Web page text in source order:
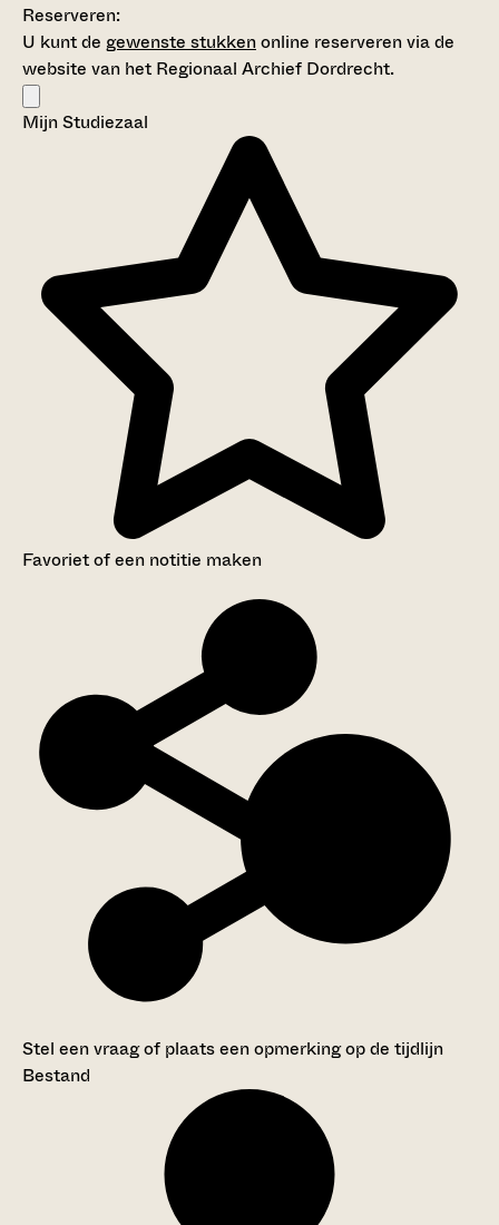
Reserveren:
U kunt de gewenste stukkenonline reserveren via de
website van het Regionaal Archief Dordrecht.
Mijn Studiezaal
Favoriet of een notitie maken
Stel een vraag of plaats een opmerking op de tijdlijn
Bestand